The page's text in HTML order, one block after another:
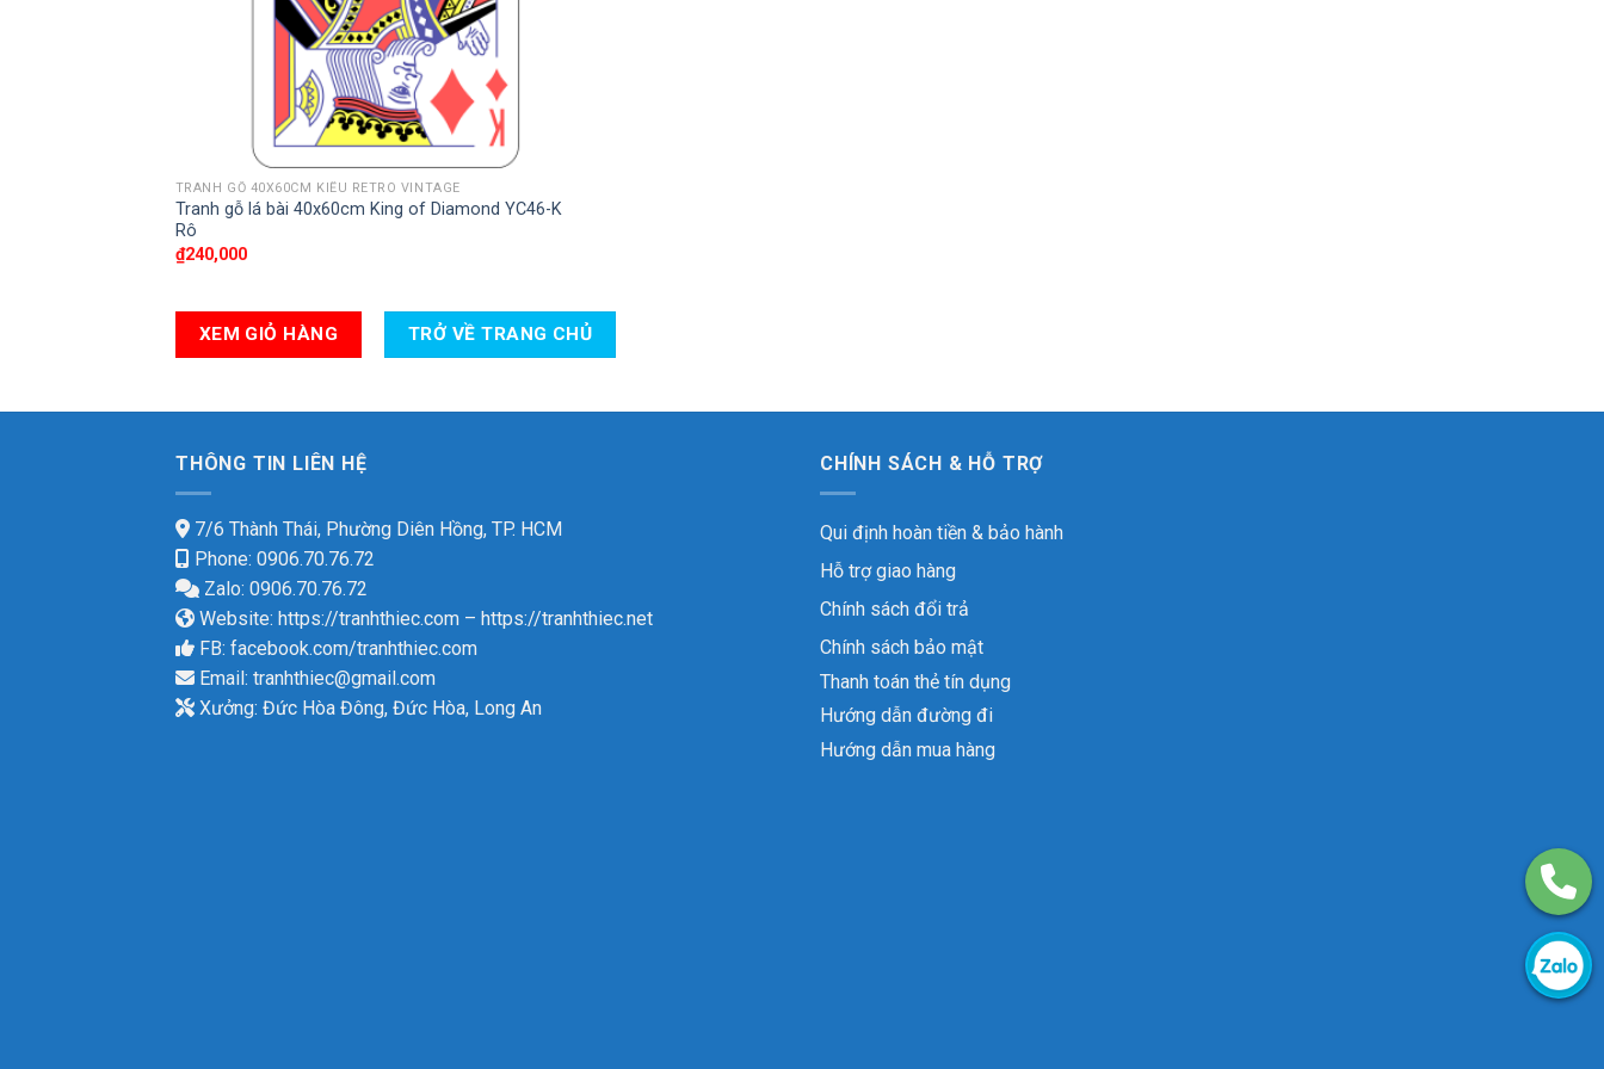
TRANH GỖ 40X60CM KIỂU RETRO VINTAGE
Tranh gỗ lá bài 40x60cm King of Diamond YC46-K
Rô
₫240,000
XEM GIỎ HÀNG TRỞ VỀ TRANG CHỦ
THÔNG TIN LIÊN HỆ
7/6 Thành Thái, Phường Diên Hồng, TP. HCM
Phone: 0906.70.76.72
Zalo: 0906.70.76.72
Website: https://tranhthiec.com – https://tranhthiec.net
FB: facebook.com/tranhthiec.com
Email: tranhthiec@gmail.com
Xưởng: Đức Hòa Đông, Đức Hòa, Long An
CHÍNH SÁCH & HỖ TRỢ
Qui định hoàn tiền & bảo hành
Hỗ trợ giao hàng
Chính sách đổi trả
Chính sách bảo mật
Thanh toán thẻ tín dụng
Hướng dẫn đường đi
Hướng dẫn mua hàng